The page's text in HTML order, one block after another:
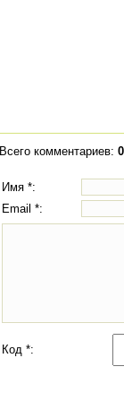
Всего комментариев: 0
Имя *:
Email *:
Код *: